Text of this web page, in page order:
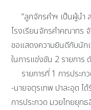
“ลูกจักรคำฯ เป็นผู้นำ
โรงเรียนจักรคำคณาทร
ขอแสดงความยินดีกับนัก
ในการแข่งขัน 2 รายการ
รายการที่ 1 การประก
-นายจตุรเทพ ปาละอุด ไ
การประกวด มวยไทยยุท